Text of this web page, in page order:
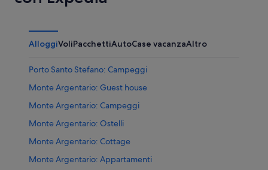
AlloggiVoliPacchettiAutoCase vacanzaAltro
Porto Santo Stefano: Campeggi
Monte Argentario: Guest house
Monte Argentario: Campeggi
Monte Argentario: Ostelli
Monte Argentario: Cottage
Monte Argentario: Appartamenti